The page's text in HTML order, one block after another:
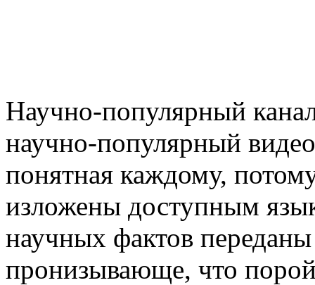
Научно-популярный
научно-популярный
понятная каждому,
изложены доступным
научных фактов
пронизывающе, что